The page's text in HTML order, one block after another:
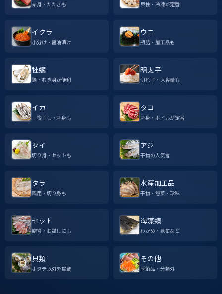
赤身・たたきも 貝柱・冷凍が定番
イクラ
小分け・醤油漬け
ウニ
瓶詰・加工品も
牡蠣
鍋・むき身が便利
明太子
切れ子・大容量も
イカ
一夜干し・刺身も
タコ
刺身・ボイルが定番
タイ
切り身・セットも
アジ
干物の人気者
タラ
鍋用・切り身も
水産加工品
干物・惣菜・珍味
セット
贈答・お試しにも
海藻類
わかめ・昆布など
貝類
ホタテ以外を掲載
その他
季節品・分類外